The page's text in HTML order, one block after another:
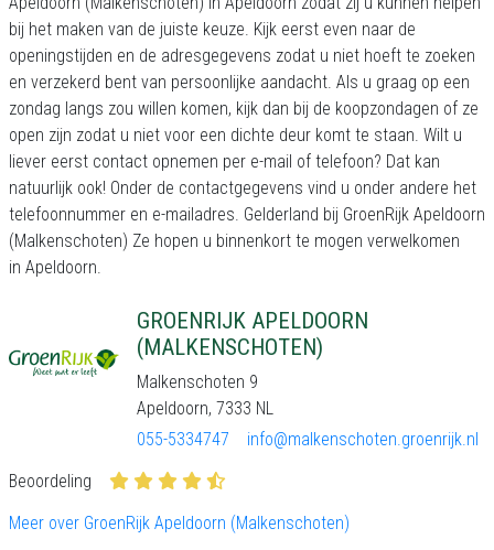
bij het maken van de juiste keuze. Kijk eerst even naar de
openingstijden en de adresgegevens zodat u niet hoeft te zoeken
en verzekerd bent van persoonlijke aandacht. Als u graag op een
zondag langs zou willen komen, kijk dan bij de koopzondagen of ze
open zijn zodat u niet voor een dichte deur komt te staan. Wilt u
liever eerst contact opnemen per e-mail of telefoon? Dat kan
natuurlijk ook! Onder de contactgegevens vind u onder andere het
telefoonnummer en e-mailadres. Gelderland bij GroenRijk Apeldoorn
(Malkenschoten) Ze hopen u binnenkort te mogen verwelkomen
in Apeldoorn.
GROENRIJK APELDOORN
(MALKENSCHOTEN)
Malkenschoten 9
Apeldoorn, 7333 NL
055-5334747
info@malkenschoten.groenrijk.nl
Beoordeling
Meer over GroenRijk Apeldoorn (Malkenschoten)